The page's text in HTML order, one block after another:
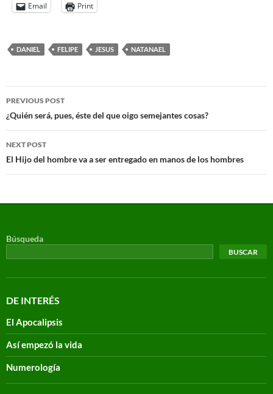
Email Print
DANIEL FELIPE JESUS NATANAEL
PREVIOUS POST
¿Quién será, pues, éste del que oigo semejantes cosas?
NEXT POST
El Hijo del hombre va a ser entregado en manos de los hombres
Búsqueda
BUSCAR
DE INTERÉS
El Apocalipsis
Así empezó la vida
Numerología